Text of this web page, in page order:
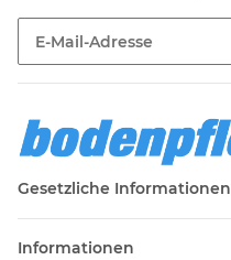
Gesetzliche Informationen
Informationen